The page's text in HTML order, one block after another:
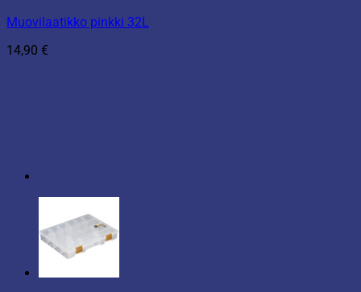
Muovilaatikko pinkki 32L
14,90 €